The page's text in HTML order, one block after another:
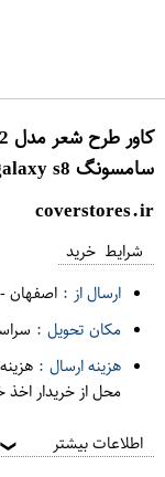
سامسونگ galaxy s8
coverstores.ir
شرایط خرید
ارسال از : اصفهان-
مکان تحویل :
هزینه ارسال :
محل از خریدار
اطلاعات بیشتر ❯